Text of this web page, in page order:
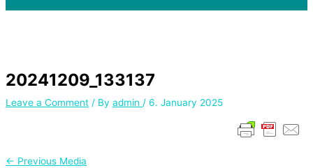
20241209_133137
Leave a Comment / By admin / 6. January 2025
← Previous Media